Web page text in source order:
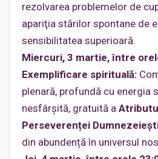
rezolvarea problemelor de
apariţia stărilor spontane de
sensibilitatea superioară.
Miercuri, 3 martie, între
Exemplificare spirituală:
plenară, profundă cu energia
nesfârşită, gratuită a
Perseverenței
din abundență în universul